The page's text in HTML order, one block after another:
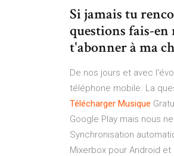
Si jamais tu
questions fais-en
t'abonner à ma
De nos jours et avec
téléphone mobile. La
Télécharger Musique
Google Play mais nous
Synchronisation
Mixerbox pour Android